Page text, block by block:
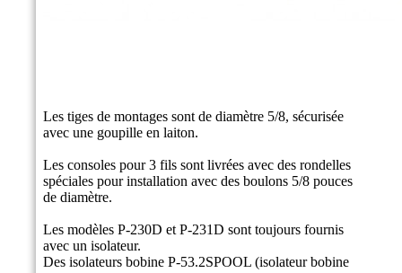
Les tiges de montages sont de diamètre 5/8, sécurisée
avec une goupille en laiton.
Les consoles pour 3 fils sont livrées avec des rondelles
spéciales pour installation avec des boulons 5/8 pouces
de diamètre.
Les modèles P-230D et P-231D sont toujours fournis
avec un isolateur.
Des isolateurs bobine P-53.2SPOOL (isolateur bobine